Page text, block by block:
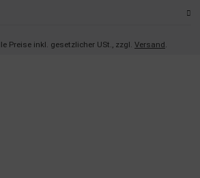
Preise inkl. gesetzlicher USt., zzgl. Versand.